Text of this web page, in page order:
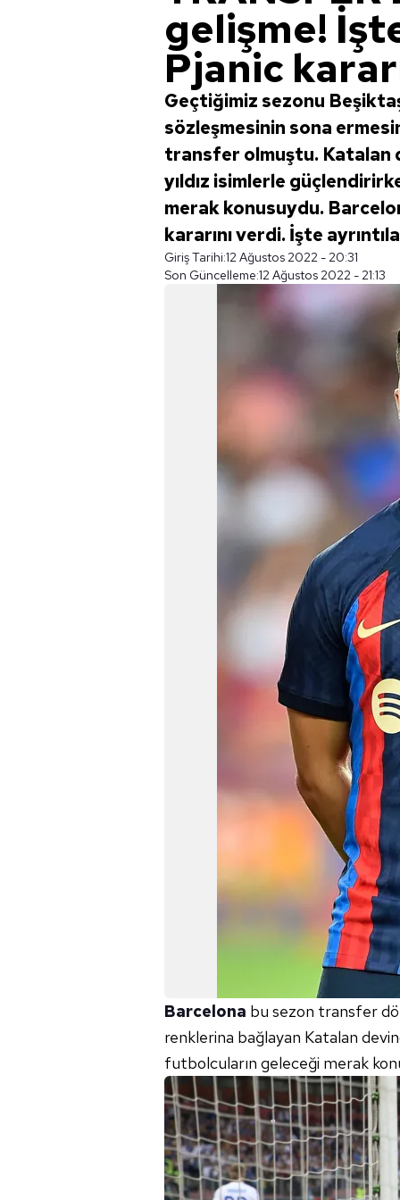
gelişme!
Pjanic
Geçtiğimiz sezonu
sözleşmesinin sona
transfer olmuştu. Katalan
yıldız isimlerle
merak konusuydu.
kararını verdi. İşte
Giriş Tarihi:12 Ağustos 2022 - 20:31
Son Güncelleme:12 Ağustos 2022 - 21:13
Barcelona bu sezon transfer
renklerina bağlayan Katalan
futbolcuların geleceği merak